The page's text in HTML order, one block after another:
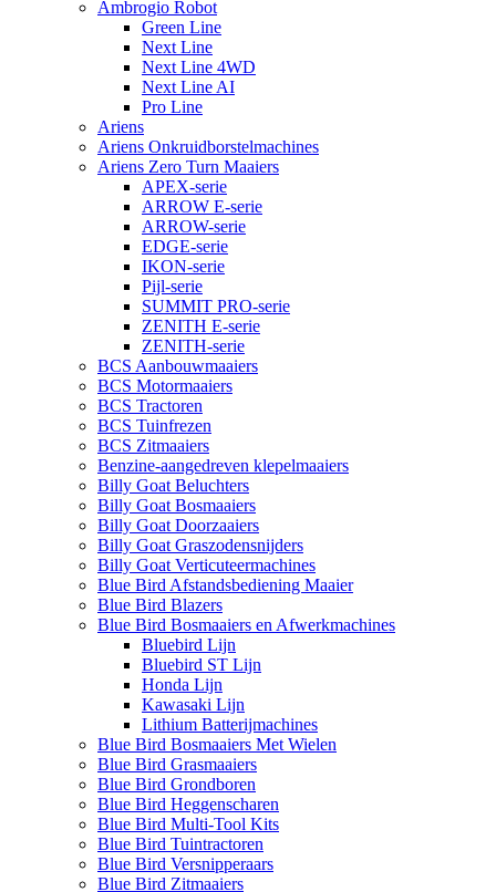
Ambrogio Robot
Green Line
Next Line
Next Line 4WD
Next Line AI
Pro Line
Ariens
Ariens Onkruidborstelmachines
Ariens Zero Turn Maaiers
APEX-serie
ARROW E-serie
ARROW-serie
EDGE-serie
IKON-serie
Pijl-serie
SUMMIT PRO-serie
ZENITH E-serie
ZENITH-serie
BCS Aanbouwmaaiers
BCS Motormaaiers
BCS Tractoren
BCS Tuinfrezen
BCS Zitmaaiers
Benzine-aangedreven klepelmaaiers
Billy Goat Beluchters
Billy Goat Bosmaaiers
Billy Goat Doorzaaiers
Billy Goat Graszodensnijders
Billy Goat Verticuteermachines
Blue Bird Afstandsbediening Maaier
Blue Bird Blazers
Blue Bird Bosmaaiers en Afwerkmachines
Bluebird Lijn
Bluebird ST Lijn
Honda Lijn
Kawasaki Lijn
Lithium Batterijmachines
Blue Bird Bosmaaiers Met Wielen
Blue Bird Grasmaaiers
Blue Bird Grondboren
Blue Bird Heggenscharen
Blue Bird Multi-Tool Kits
Blue Bird Tuintractoren
Blue Bird Versnipperaars
Blue Bird Zitmaaiers